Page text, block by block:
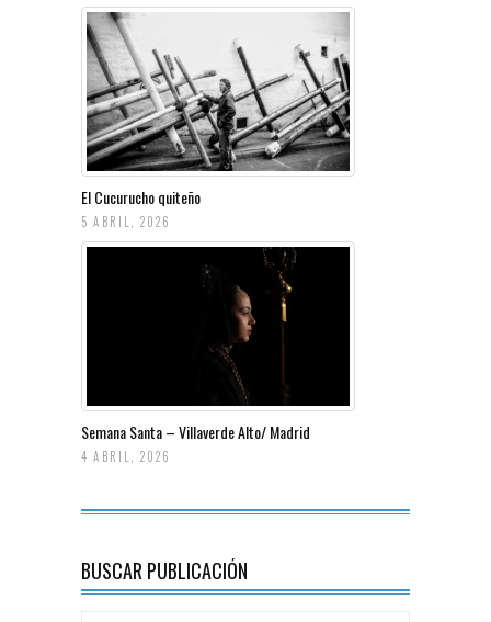
El Cucurucho quiteño
5 ABRIL, 2026
Semana Santa – Villaverde Alto/ Madrid
4 ABRIL, 2026
BUSCAR PUBLICACIÓN